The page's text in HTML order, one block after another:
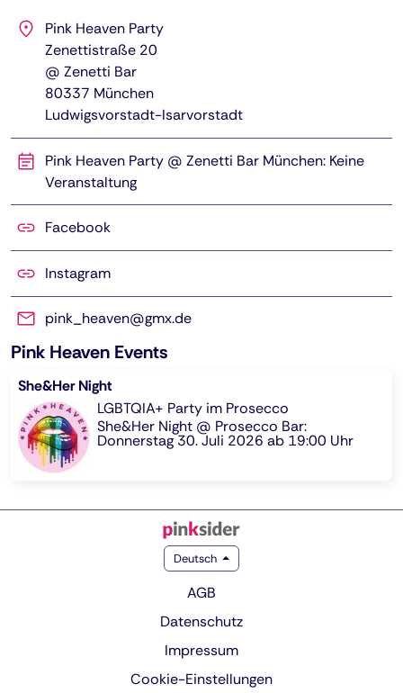
Pink Heaven Party
Zenettistraße 20
@ Zenetti Bar
80337 München
Ludwigsvorstadt-Isarvorstadt
Pink Heaven Party @ Zenetti Bar München: Keine
Veranstaltung
Facebook
Instagram
pink_heaven@gmx.de
Pink Heaven Events
She&Her Night
LGBTQIA+ Party im Prosecco
She&Her Night @ Prosecco Bar:
Donnerstag 30. Juli 2026 ab 19:00 Uhr
Deutsch
AGB
Datenschutz
Impressum
Cookie-Einstellungen